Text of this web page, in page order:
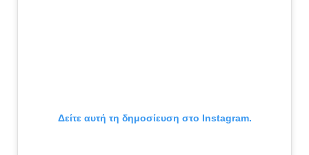
Δείτε αυτή τη δημοσίευση στο Instagram.